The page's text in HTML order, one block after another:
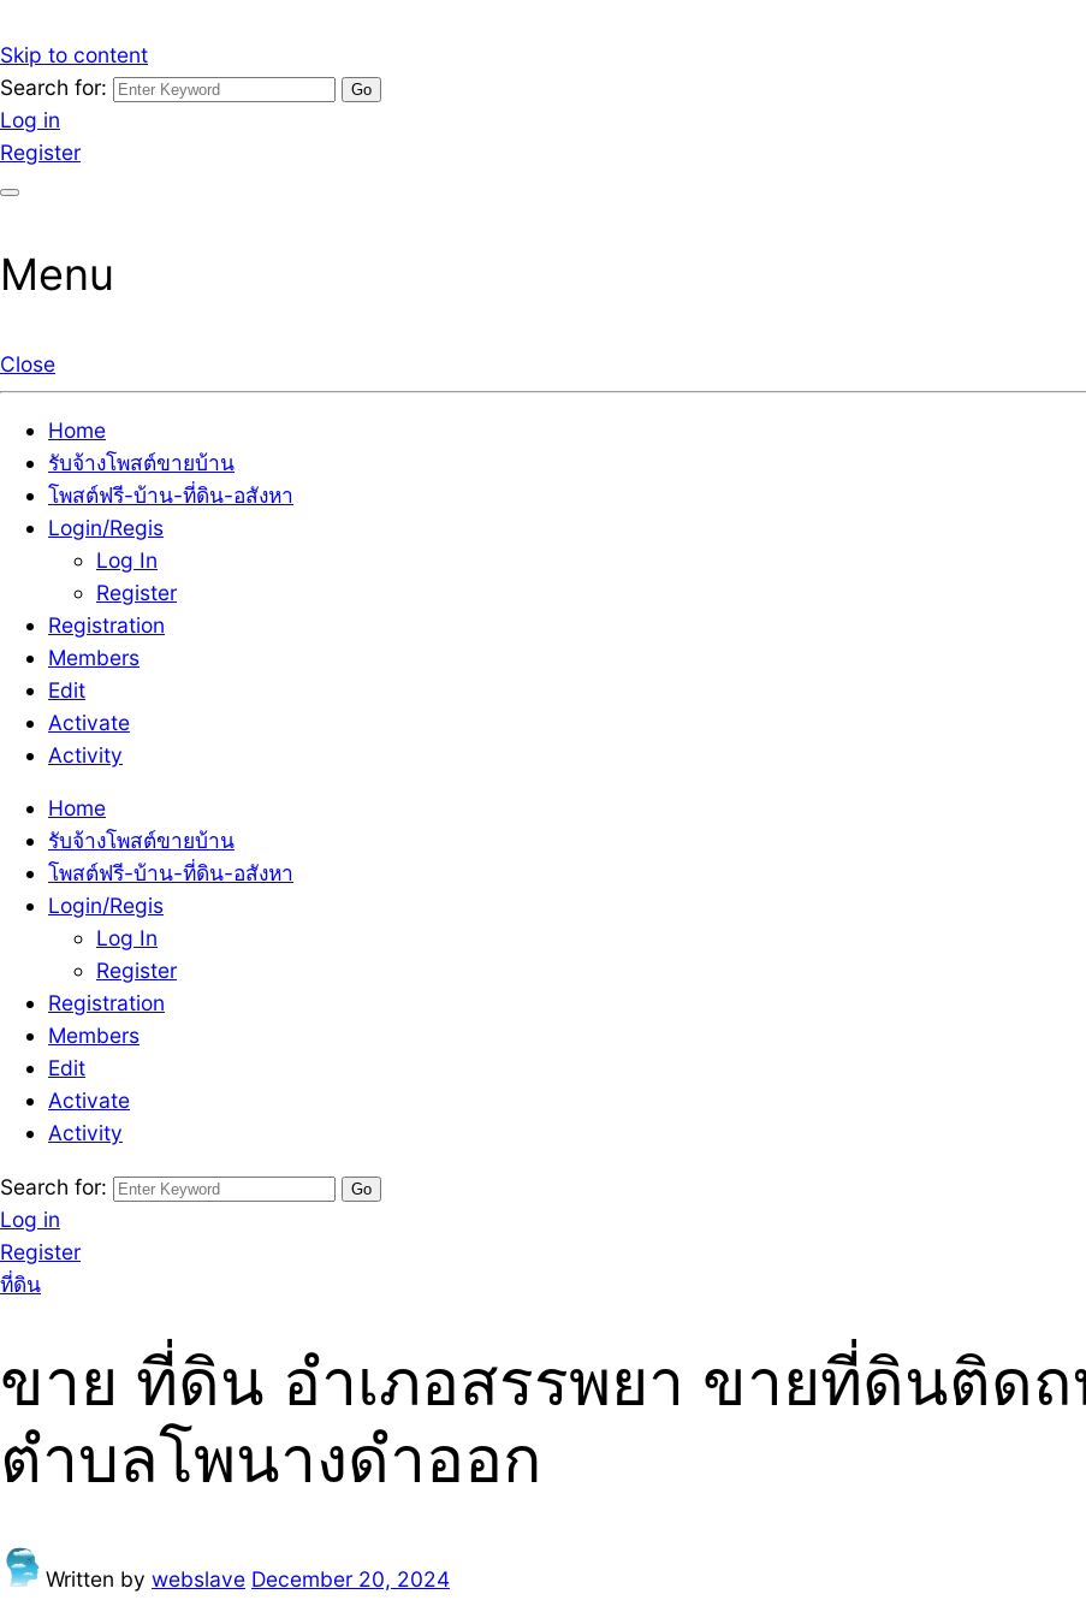
Skip to content
รับจ้างโพสต์ขายบ้านราคาถูก รับโพสต์ลงเว็บขายบ้าน ที่ดิน อสังหา โพสต์คุณภาพ ราคาคุ้มค่า แตกต่างกว่า
เว็บไซต์ รับจ้างโพสต์ขายบ้านราคาถูก อสังหา ทีดิน โพสต์ลงเว็บขายบ้าน รับโพสต์ที่ดิน อสังหา เน้นผลงาน รับรองคุณภาพ ติ
Search for:
Log in
Register
Menu
Close
Home
รับจ้างโพสต์ขายบ้าน
โพสต์ฟรี-บ้าน-ที่ดิน-อสังหา
Login/Regis
Log In
Register
Registration
Members
Edit
Activate
Activity
Home
รับจ้างโพสต์ขายบ้าน
โพสต์ฟรี-บ้าน-ที่ดิน-อสังหา
Login/Regis
Log In
Register
Registration
Members
Edit
Activate
Activity
Search for:
Log in
Register
ที่ดิน
ขาย ที่ดิน อำเภอสรรพยา ขายที่ดินติด
ตำบลโพนางดำออก
Written by webslave December 20, 2024